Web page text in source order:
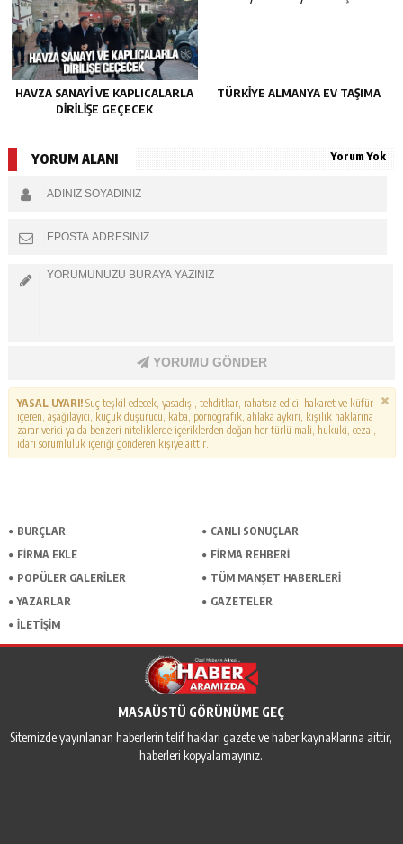
HAVZA SANAYI VE KAPLICALARLA
DIRILIŞE GEÇECEK
TÜRKIYE ALMANYA EV TAŞIMA
YORUM ALANI Yorum Yok
YORUMU GÖNDER
YASAL UYARI!Suç teşkil edecek, yasadışı, tehditkar, rahatsız edici, hakaret ve küfür
içeren, aşağılayıcı, küçük düşürücü, kaba, pornografik, ahlaka aykırı, kişilik haklarına
zarar verici ya da benzeri niteliklerde içeriklerden doğan her türlü mali, hukuki, cezai,
idari sorumluluk içeriği gönderen kişiye aittir.
BURÇLAR
CANLI SONUÇLAR
FİRMA EKLE
FİRMA REHBERİ
POPÜLER GALERİLER
TÜM MANŞET HABERLERİ
YAZARLAR
GAZETELER
İLETİŞİM
MASAÜSTÜ GÖRÜNÜME GEÇ
Sitemizde yayınlanan haberlerin telif hakları gazete ve haber kaynaklarına aittir,
haberleri kopyalamayınız.